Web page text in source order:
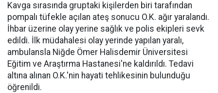
Kavga sırasında gruptaki kişilerden biri tarafından
pompalı tüfekle açılan ateş sonucu O.K. ağır yaralandı.
İhbar üzerine olay yerine sağlık ve polis ekipleri sevk
edildi. İlk müdahalesi olay yerinde yapılan yaralı,
ambulansla Niğde Ömer Halisdemir Üniversitesi
Eğitim ve Araştırma Hastanesi'ne kaldırıldı. Tedavi
altına alınan O.K.'nin hayati tehlikesinin bulunduğu
öğrenildi.